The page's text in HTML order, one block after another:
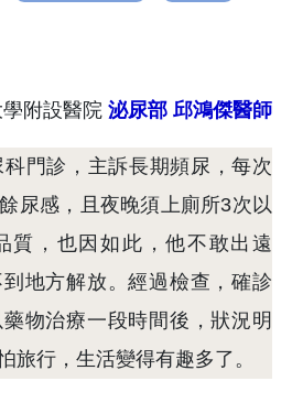
附設醫院 泌尿部 邱鴻傑醫師
門診，主訴長期頻尿，每次
尿感，且夜晚須上廁所3次以
質，也因如此，他不敢出遠
地方解放。經過檢查，確診
物治療一段時間後，狀況明
旅行，生活變得有趣多了。